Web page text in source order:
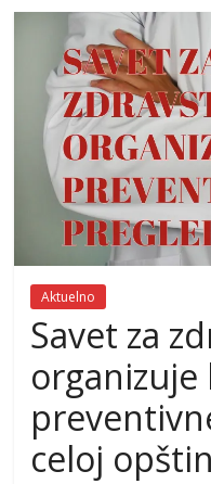
Aktuelno
Savet za
celoj